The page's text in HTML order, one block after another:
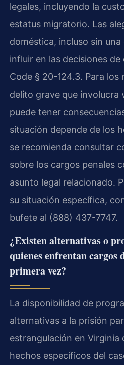
legales, incluyendo la
estatus migratorio. Las
doméstica, incluso sin
influir en las decisiones de
Code § 20-124.3. Para los
delito grave que involucra
puede tener
situación depende de los
se recomienda consultar
sobre los cargos penales
asunto legal relacionado.
su situación específica,
bufete al (888) 437-7747.
¿Existen alternativas o
quienes enfrentan cargos
primera vez?
La disponibilidad de
alternativas a la prisión
estrangulación en Virginia
hechos específicos del